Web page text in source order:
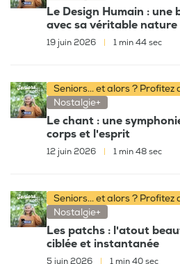
Le Design Humain :
avec sa véritable nature
19 juin 2026 1 min 44 sec
Seniors... et alors ?
Nostalgie+
Le chant : une
corps et l'esprit
12 juin 2026 1 min 48 sec
Seniors... et alors ?
Nostalgie+
Les patchs : l'atout
ciblée et instantanée
5 juin 2026 1 min 40 sec